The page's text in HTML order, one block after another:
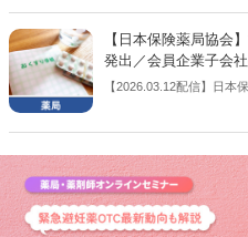
う大規模化・集約化する
や立地ではなく役割や機
示した。
【日本保険薬局協会
発出／会員企業子会
【2026.03.12配信】日本
た。この中で協会会員企